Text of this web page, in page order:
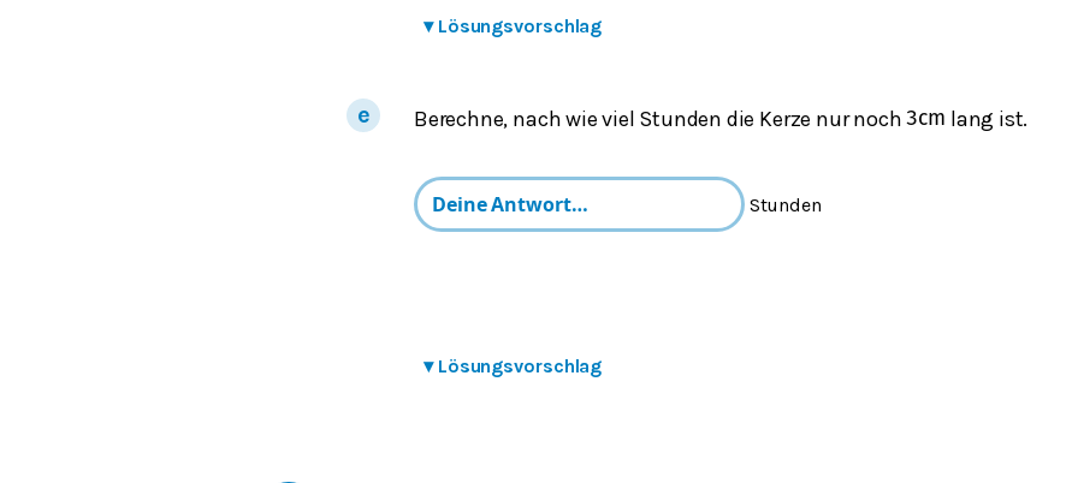
▾ Lösungsvorschlag
Berechne, nach wie viel Stunden die Kerze nur noch3cm lang ist.
Stunden
▾ Lösungsvorschlag